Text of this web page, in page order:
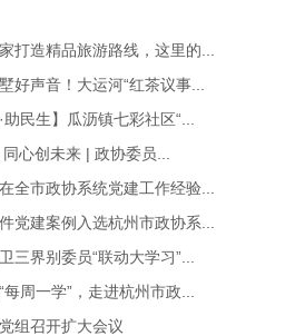
打造精品旅游路线，这里的...
好声音！大运河“红茶议事...
助民生】瓜沥镇七彩社区“...
心创未来 | 政协委员...
全市政协系统党建工作经验...
党建案例入选杭州市政协系...
三界别委员“联动大学习”...
每周一学”，走进杭州市政...
组召开扩大会议